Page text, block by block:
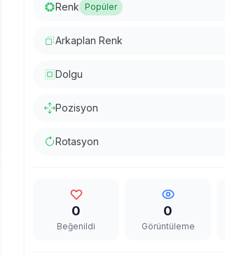
Renk Popüler
Arkaplan Renk
Dolgu
Pozisyon
Rotasyon
0
Beğenildi
0
Görüntüleme